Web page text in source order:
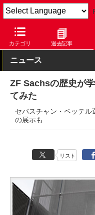
カテゴリ 過去記事
Car Watch 技術 その他
ニュース
ZF Sachsの歴史が
てみた
セバスチャン・ベッテル
の展示も
リスト